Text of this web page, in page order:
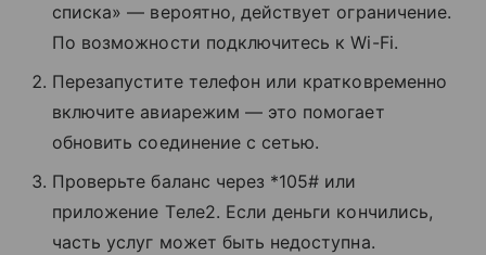
списка» — вероятно, действует ограничение.
По возможности подключитесь к Wi-Fi.
Перезапустите телефон или кратковременно
включите авиарежим — это помогает
обновить соединение с сетью.
Проверьте баланс через *105# или
приложение Tеле2. Если деньги кончились,
часть услуг может быть недоступна.